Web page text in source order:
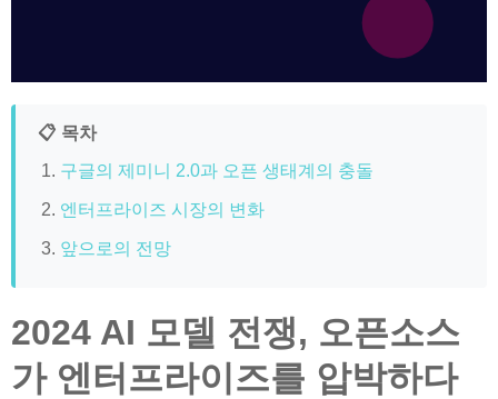
📋 목차
구글의 제미니 2.0과 오픈 생태계의 충돌
엔터프라이즈 시장의 변화
앞으로의 전망
2024 AI 모델 전쟁, 오픈소스
가 엔터프라이즈를 압박하다